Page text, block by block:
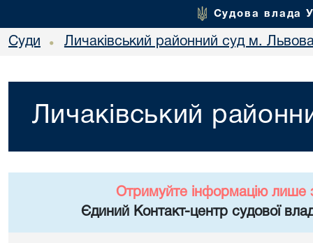
Судова влада
Суди • Личаківський районний суд м.
Личаківський
Отримуйте інформацію лише
Єдиний Контакт-центр судової